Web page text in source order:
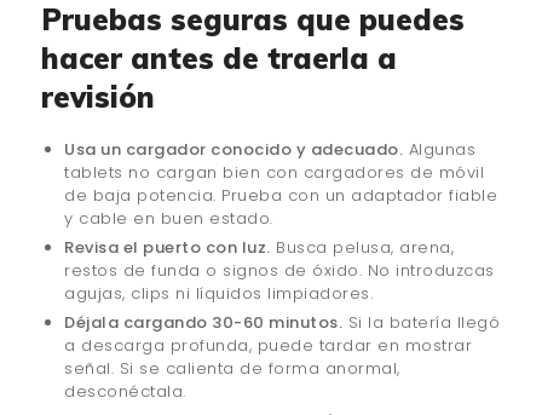
Pruebas seguras que puedes
hacer antes de traerla a
revisión
Usa un cargador conocido y adecuado. Algunas
tablets no cargan bien con cargadores de móvil
de baja potencia. Prueba con un adaptador fiable
y cable en buen estado.
Revisa el puerto con luz. Busca pelusa, arena,
restos de funda o signos de óxido. No introduzcas
agujas, clips ni líquidos limpiadores.
Déjala cargando 30-60 minutos. Si la batería llegó
a descarga profunda, puede tardar en mostrar
señal. Si se calienta de forma anormal,
desconéctala.